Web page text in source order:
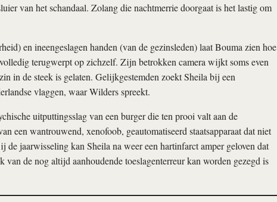
van het schandaal. Zolang die nachtmerrie doorgaat is het lastig om
en ineengeslagen handen (van de gezinsleden) laat Bouma zien hoe
terugwerpt op zichzelf. Zijn betrokken camera wijkt soms even
in de steek is gelaten. Gelijkgestemden zoekt Sheila bij een
vlaggen, waar Wilders spreekt.
uitputtingsslag van een burger die ten prooi valt aan de
een wantrouwend, xenofoob, geautomatiseerd staatsapparaat dat niet
de jaarwisseling kan Sheila na weer een hartinfarct amper geloven dat
van de nog altijd aanhoudende toeslagenterreur kan worden gezegd is